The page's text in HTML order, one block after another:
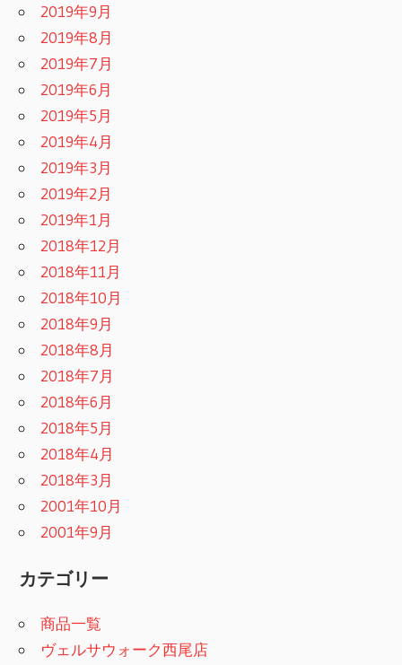
2019年9月
2019年8月
2019年7月
2019年6月
2019年5月
2019年4月
2019年3月
2019年2月
2019年1月
2018年12月
2018年11月
2018年10月
2018年9月
2018年8月
2018年7月
2018年6月
2018年5月
2018年4月
2018年3月
2001年10月
2001年9月
カテゴリー
商品一覧
ヴェルサウォーク西尾店